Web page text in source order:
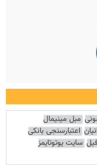
مبل مینیمال
اعتبارسنجی بانکی
سایت یوتوتایمز